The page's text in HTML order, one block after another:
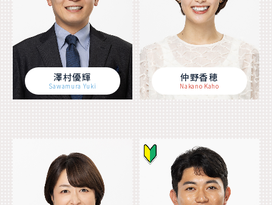
澤村優輝
Sawamura Yuki
仲野香穂
Nakano Kaho